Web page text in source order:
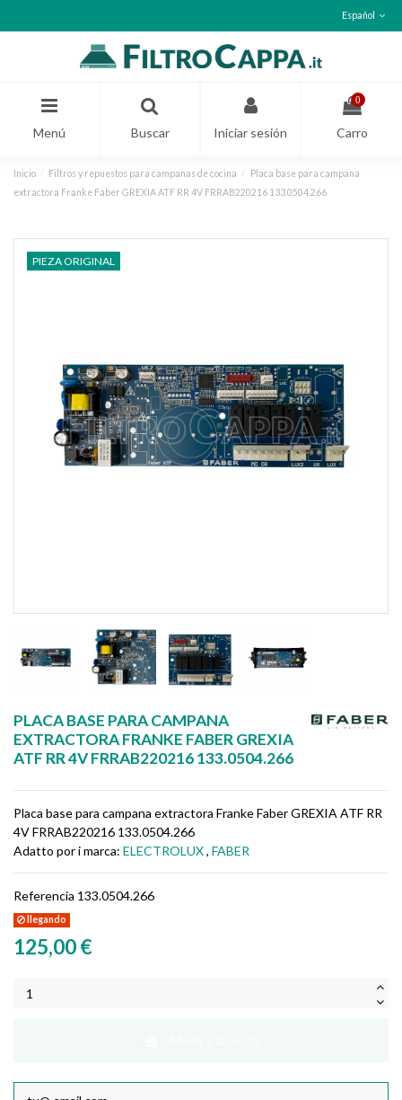
Español
Menú Buscar Iniciar sesión
0
Carro
Inicio Filtros y repuestos para campanas de cocina
Placa base para campana
extractora Franke Faber GREXIA ATF RR 4V FRRAB220216 133.0504.266
PIEZA ORIGINAL
PLACA BASE PARA CAMPANA
EXTRACTORA FRANKE FABER GREXIA
ATF RR 4V FRRAB220216 133.0504.266
Placa base para campana extractora Franke Faber GREXIA ATF RR
4V FRRAB220216 133.0504.266
Adatto por i marca: ELECTROLUX, FABER
Referencia 133.0504.266
llegando
125,00 €